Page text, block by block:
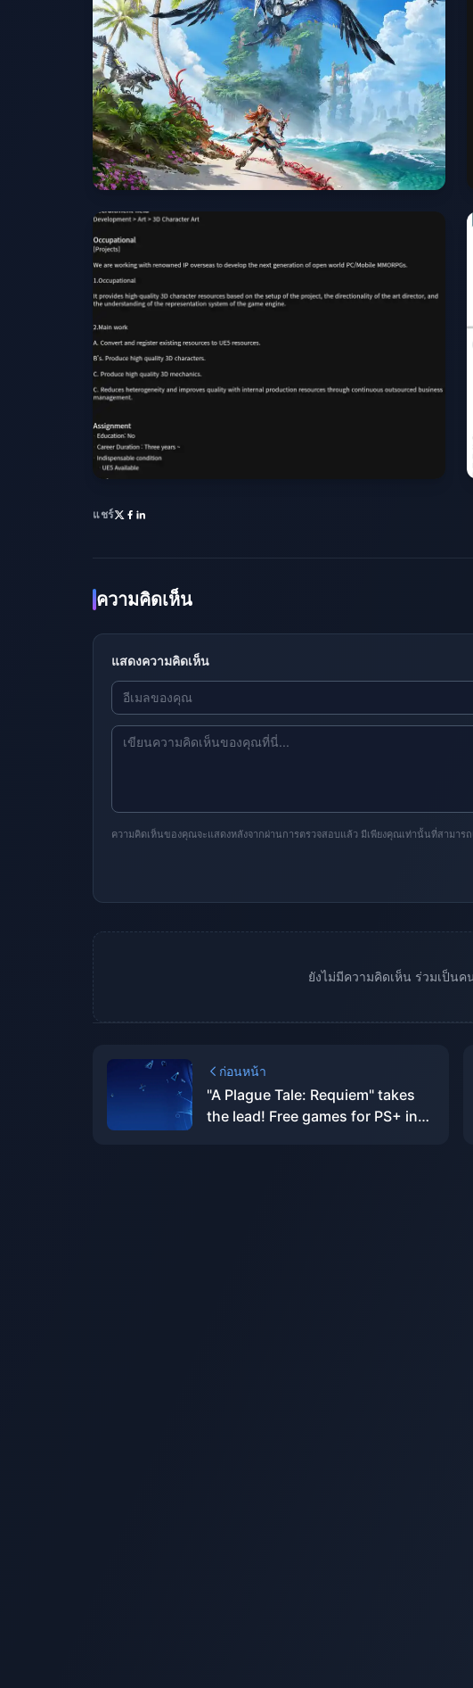
แชร์
ความคิดเห็น
แสดงความคิดเห็น
ความคิดเห็นของคุณจะแสดงหลังจากผ่านการตรวจสอบแล้ว มีเพียงคุณเท่านั้นที่สามาร
ยังไม่มีความคิดเห็น ร่วมเป็น
ก่อนหน้า
"A Plague Tale: Requiem" takes
the lead! Free games for PS+ in